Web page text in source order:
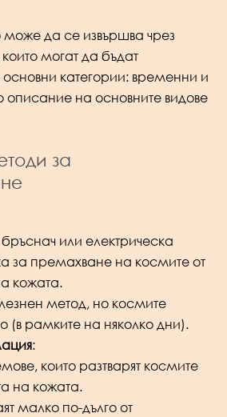
да се извършва чрез
могат да бъдат
категории: временни и
описание на основните видове
за
или електрическа
за премахване на космите от
кожата.
метод, но космите
(в рамките на няколко дни).
:
които разтварят космите
на кожата.
малко по-дълго от